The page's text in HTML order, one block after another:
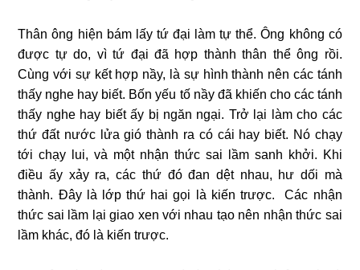
Thân ông hiện bám lấy tứ đại làm tự thể. Ông không có
được tự do, vì tứ đại đã hợp thành thân thể ông rồi.
Cùng với sự kết hợp nầy, là sự hình thành nên các tánh
thấy nghe hay biết. Bốn yếu tố nầy đã khiến cho các tánh
thấy nghe hay biết ấy bị ngăn ngại. Trở lại làm cho các
thứ đất nước lửa gió thành ra có cái hay biết. Nó chạy
tới chạy lui, và một nhận thức sai lầm sanh khởi. Khi
điều ấy xảy ra, các thứ đó đan dệt nhau, hư dối mà
thành. Đây là lớp thứ hai gọi là kiến trược. Các nhận
thức sai lầm lại giao xen với nhau tạo nên nhận thức sai
lầm khác, đó là kiến trược.